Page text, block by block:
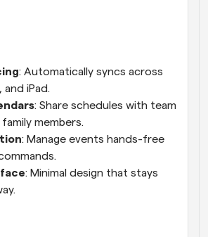
: Automatically syncs across
and iPad.
: Share schedules with team
members.
: Manage events hands-free
: Minimal design that stays